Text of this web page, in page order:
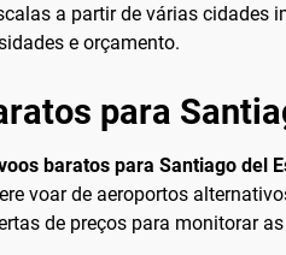
a partir de várias
e orçamento.
para
baratos para Santiago del
voar de aeroportos
de preços para monitorar